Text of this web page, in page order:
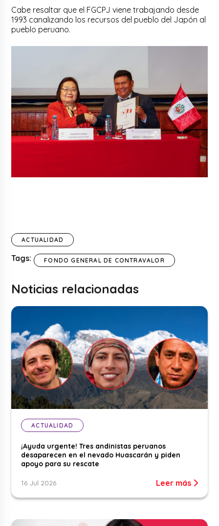
Cabe resaltar que el FGCPJ viene trabajando desde
1993 canalizando los recursos del pueblo del Japón al
pueblo peruano.
ACTUALIDAD
Tags: FONDO GENERAL DE CONTRAVALOR
Noticias relacionadas
ACTUALIDAD
¡Ayuda urgente! Tres andinistas peruanos
desaparecen en el nevado Huascarán y piden
apoyo para su rescate
16 Jul 2026 Leer más